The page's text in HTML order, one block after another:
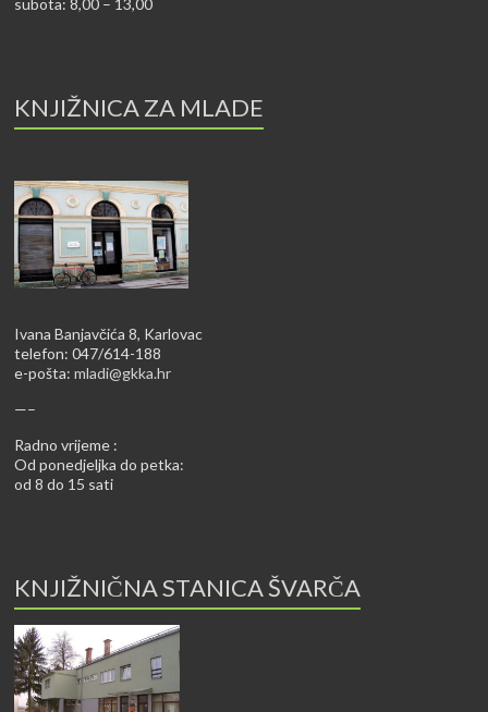
KNJIŽNICA ZA MLADE
Ivana Banjavčića 8, Karlovac
telefon: 047/614-188
e-pošta:mladi@gkka.hr
—–
Radno vrijeme :
Od ponedjeljka do petka:
od 8 do 15 sati
KNJIŽNIČNA STANICA ŠVARČA